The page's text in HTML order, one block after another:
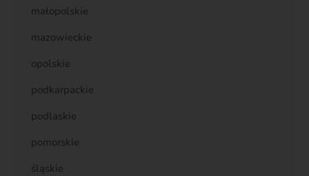
małopolskie
mazowieckie
opolskie
podkarpackie
podlaskie
pomorskie
śląskie